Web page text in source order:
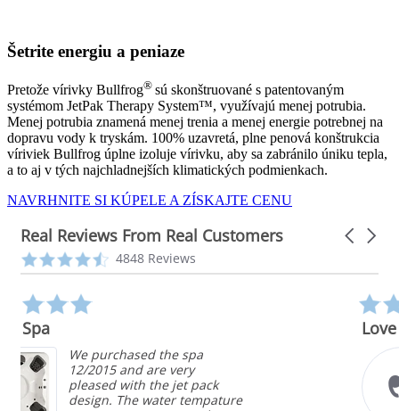
Šetrite energiu a peniaze
Pretože vírivky Bullfrog® sú skonštruované s patentovaným
systémom JetPak Therapy System™, využívajú menej potrubia.
Menej potrubia znamená menej trenia a menej energie potrebnej na
dopravu vody k tryskám. 100% uzavretá, plne penová konštrukcia
víriviek Bullfrog úplne izoluje vírivku, aby sa zabránilo úniku tepla,
a to aj v tých najchladnejších klimatických podmienkach.
NAVRHNITE SI KÚPELE A ZÍSKAJTE CENU
Real Reviews From Real Customers
Reviews
carousel
Carousel
4.3
star
4848 Reviews
configurable stations,
energy efficient, easy to
maintain, beautiful. I